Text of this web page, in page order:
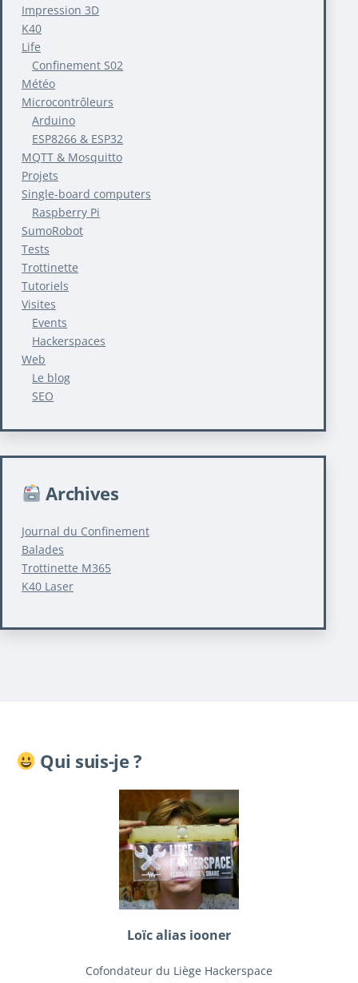
Impression 3D
K40
Life
Confinement S02
Météo
Microcontrôleurs
Arduino
ESP8266 & ESP32
MQTT & Mosquitto
Projets
Single-board computers
Raspberry Pi
SumoRobot
Tests
Trottinette
Tutoriels
Visites
Events
Hackerspaces
Web
Le blog
SEO
Archives
Journal du Confinement
Balades
Trottinette M365
K40 Laser
Qui suis-je ?
Loïc alias iooner
Cofondateur du Liège Hackerspace